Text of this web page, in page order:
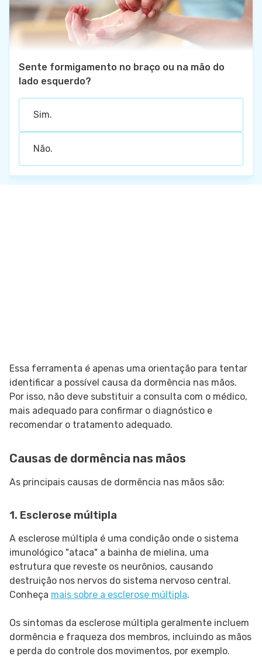
Sente formigamento no braço ou na mão do
lado esquerdo?
Sim.
Não.
Essa ferramenta é apenas uma orientação para tentar
identificar a possível causa da dormência nas mãos.
Por isso, não deve substituir a consulta com o médico,
mais adequado para confirmar o diagnóstico e
recomendar o tratamento adequado.
Causas de dormência nas mãos
As principais causas de dormência nas mãos são:
1. Esclerose múltipla
A esclerose múltipla é uma condição onde o sistema
imunológico "ataca" a bainha de mielina, uma
estrutura que reveste os neurônios, causando
destruição nos nervos do sistema nervoso central.
Conheça mais sobre a esclerose múltipla.
Os sintomas da esclerose múltipla geralmente incluem
dormência e fraqueza dos membros, incluindo as mãos
e perda do controle dos movimentos, por exemplo.